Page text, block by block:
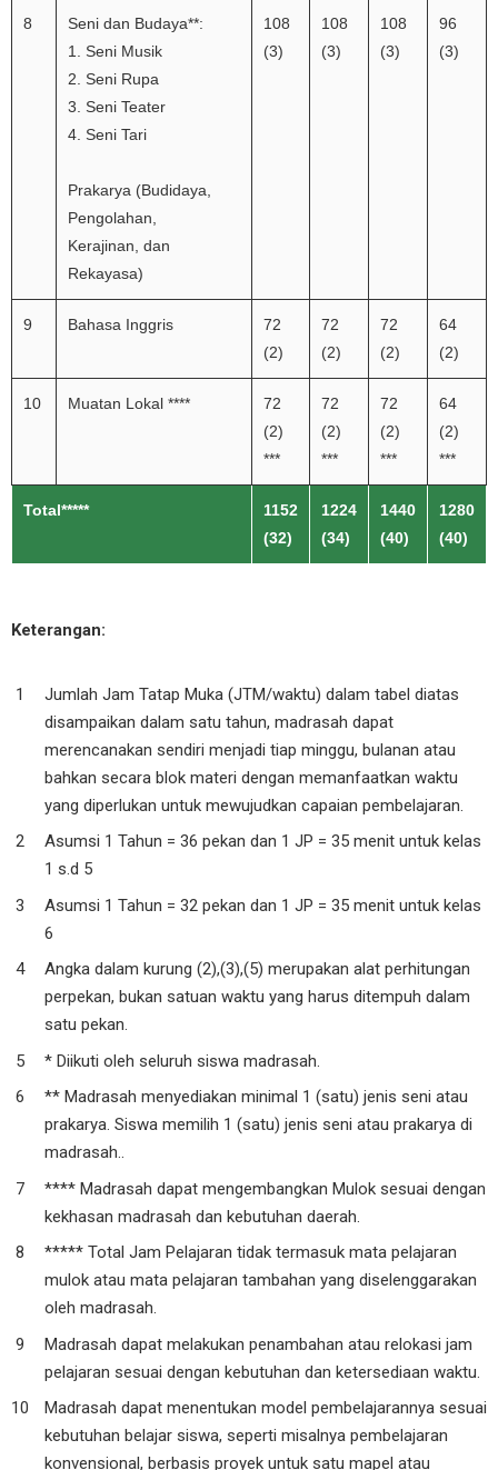
8
Seni dan Budaya**:
1. Seni Musik
2. Seni Rupa
3. Seni Teater
4. Seni Tari
Prakarya (Budidaya,
Pengolahan,
Kerajinan, dan
Rekayasa)
108
(3)
108
(3)
108
(3)
96
(3)
9 Bahasa Inggris
72
(2)
72
(2)
72
(2)
64
(2)
10 Muatan Lokal ****
72
(2)
***
72
(2)
***
72
(2)
***
64
(2)
***
Total*****
1152
(32)
1224
(34)
1440
(40)
1280
(40)
Keterangan:
Jumlah Jam Tatap Muka (JTM/waktu) dalam tabel diatas
disampaikan dalam satu tahun, madrasah dapat
merencanakan sendiri menjadi tiap minggu, bulanan atau
bahkan secara blok materi dengan memanfaatkan waktu
yang diperlukan untuk mewujudkan capaian pembelajaran.
Asumsi 1 Tahun = 36 pekan dan 1 JP = 35 menit untuk kelas
1 s.d 5
Asumsi 1 Tahun = 32 pekan dan 1 JP = 35 menit untuk kelas
6
Angka dalam kurung (2),(3),(5) merupakan alat perhitungan
perpekan, bukan satuan waktu yang harus ditempuh dalam
satu pekan.
* Diikuti oleh seluruh siswa madrasah.
** Madrasah menyediakan minimal 1 (satu) jenis seni atau
prakarya. Siswa memilih 1 (satu) jenis seni atau prakarya di
madrasah..
**** Madrasah dapat mengembangkan Mulok sesuai dengan
kekhasan madrasah dan kebutuhan daerah.
***** Total Jam Pelajaran tidak termasuk mata pelajaran
mulok atau mata pelajaran tambahan yang diselenggarakan
oleh madrasah.
Madrasah dapat melakukan penambahan atau relokasi jam
pelajaran sesuai dengan kebutuhan dan ketersediaan waktu.
Madrasah dapat menentukan model pembelajarannya sesuai
kebutuhan belajar siswa, seperti misalnya pembelajaran
konvensional, berbasis proyek untuk satu mapel atau